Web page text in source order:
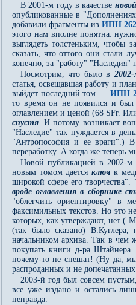
В 2001-м году в качестве новой
опубликованные в
добавили фрагменты из ИПН 262
этого нам вполне понятна:
выглядеть толстеньким, чтобы
сказать, что оттого они стали
конечно, за "работу" "Наследия"
Посмотрим, что было в
статья, освещавшая работу и
выйдет последний том — ИПН
то время он не появился и был
оглавлением и ценой (68 SFr.
спустя. И потому возникает
"Наследие" так нуждается в
"Антропософия и ее враги".)
переработку. А когда же
Новой публикацией в 2002-м
новым томом даетсяключ к
широкой сфере его
вроде оглавления в сборнике
"облегчить ориентировку" в
факсимильных текстов. Но это
которых, как утверждают, нет (
(так было сказано)
начальником архива. Так в чем
покупать книги д-ра
почему-то не спешат! (Ну да,
распроданных и не
2003-й год был совсем
все уже издано и остались
неправда.